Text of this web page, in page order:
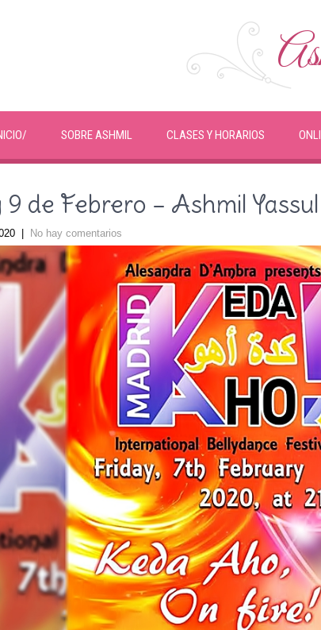
SOBRE ASHMIL CLASES Y HORARIOS
9 de Febrero – Ashmil
No hay comentarios